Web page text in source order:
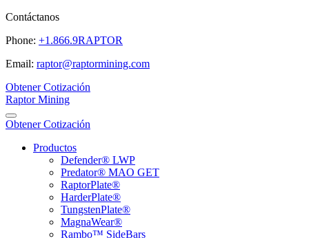
Contáctanos
Phone: +1.866.9RAPTOR
Email: raptor@raptormining.com
Obtener Cotización
Raptor Mining
Obtener Cotización
Productos
Defender® LWP
Predator® MAO GET
RaptorPlate®
HarderPlate®
TungstenPlate®
MagnaWear®
Rambo™ SideBars